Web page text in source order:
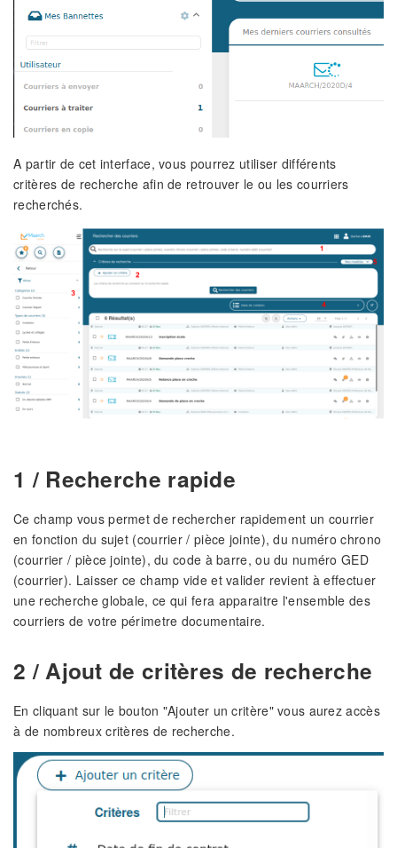
A partir de cet interface, vous pourrez utiliser différents
critères de recherche afin de retrouver le ou les courriers
recherchés.
1 / Recherche rapide
Ce champ vous permet de rechercher rapidement un courrier
en fonction du sujet (courrier / pièce jointe), du numéro chrono
(courrier / pièce jointe), du code à barre, ou du numéro GED
(courrier). Laisser ce champ vide et valider revient à effectuer
une recherche globale, ce qui fera apparaitre l'ensemble des
courriers de votre périmetre documentaire.
2 / Ajout de critères de recherche
En cliquant sur le bouton "Ajouter un critère" vous aurez accès
à de nombreux critères de recherche.